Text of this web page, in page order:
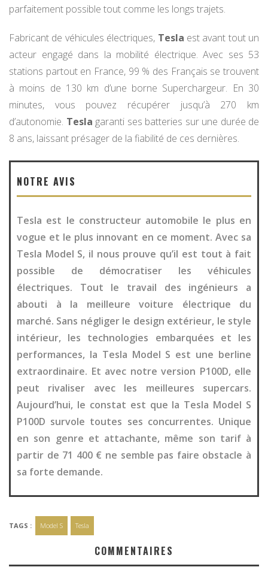
parfaitement possible tout comme les longs trajets.
Fabricant de véhicules électriques, Tesla est avant tout un
acteur engagé dans la mobilité électrique. Avec ses 53
stations partout en France, 99 % des Français se trouvent
à moins de 130 km d’une borne Superchargeur. En 30
minutes, vous pouvez récupérer jusqu’à 270 km
d’autonomie. Tesla garanti ses batteries sur une durée de
8 ans, laissant présager de la fiabilité de ces dernières.
NOTRE AVIS
Tesla est le constructeur automobile le plus en
vogue et le plus innovant en ce moment. Avec sa
Tesla Model S, il nous prouve qu’il est tout à fait
possible de démocratiser les véhicules
électriques. Tout le travail des ingénieurs a
abouti à la meilleure voiture électrique du
marché. Sans négliger le design extérieur, le style
intérieur, les technologies embarquées et les
performances, la Tesla Model S est une berline
extraordinaire. Et avec notre version P100D, elle
peut rivaliser avec les meilleures supercars.
Aujourd’hui, le constat est que la Tesla Model S
P100D survole toutes ses concurrentes. Unique
en son genre et attachante, même son tarif à
partir de 71 400 € ne semble pas faire obstacle à
sa forte demande.
TAGS : Model S Tesla
COMMENTAIRES